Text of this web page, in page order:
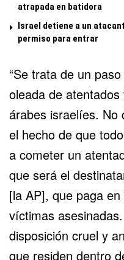
atrapada en batidora
Israel detiene a un
permiso para entrar
“Se trata de un
oleada de
árabes israelíes. No
el hecho de que
a cometer un
que será el
[la AP], que paga
víctimas
disposición cruel y
que residen dentro